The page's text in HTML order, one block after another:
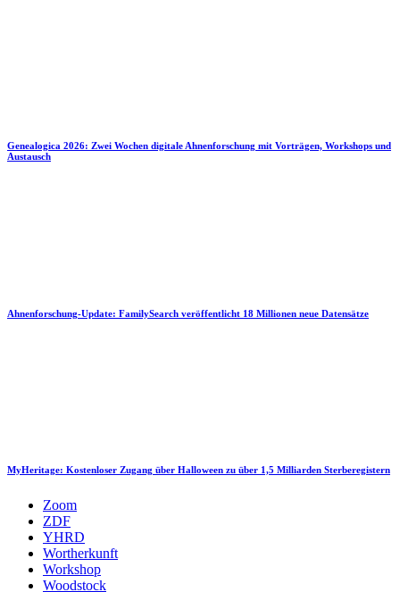
Genealogica 2026: Zwei Wochen digitale Ahnenforschung mit Vorträgen, Workshops und
Austausch
Ahnenforschung-Update: FamilySearch veröffentlicht 18 Millionen neue Datensätze
MyHeritage: Kostenloser Zugang über Halloween zu über 1,5 Milliarden Sterberegistern
Zoom
ZDF
YHRD
Wortherkunft
Workshop
Woodstock